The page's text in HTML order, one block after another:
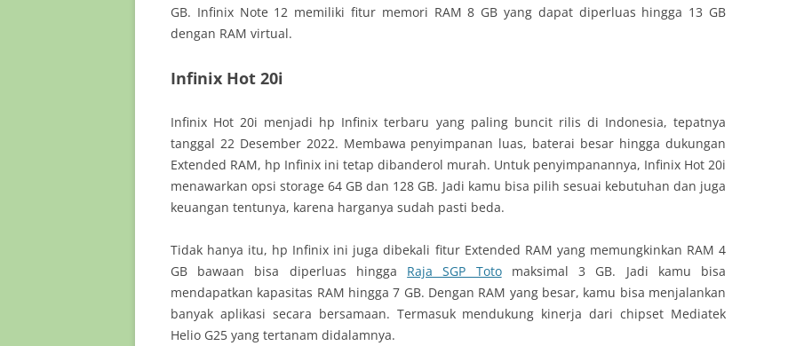
GB. Infinix Note 12 memiliki fitur memori RAM 8 GB yang dapat diperluas hingga 13 GB
dengan RAM virtual.
Infinix Hot 20i
Infinix Hot 20i menjadi hp Infinix terbaru yang paling buncit rilis di Indonesia, tepatnya
tanggal 22 Desember 2022. Membawa penyimpanan luas, baterai besar hingga dukungan
Extended RAM, hp Infinix ini tetap dibanderol murah. Untuk penyimpanannya, Infinix Hot 20i
menawarkan opsi storage 64 GB dan 128 GB. Jadi kamu bisa pilih sesuai kebutuhan dan juga
keuangan tentunya, karena harganya sudah pasti beda.
Tidak hanya itu, hp Infinix ini juga dibekali fitur Extended RAM yang memungkinkan RAM 4
GB bawaan bisa diperluas hingga Raja SGP Totomaksimal 3 GB. Jadi kamu bisa
mendapatkan kapasitas RAM hingga 7 GB. Dengan RAM yang besar, kamu bisa menjalankan
banyak aplikasi secara bersamaan. Termasuk mendukung kinerja dari chipset Mediatek
Helio G25 yang tertanam didalamnya.